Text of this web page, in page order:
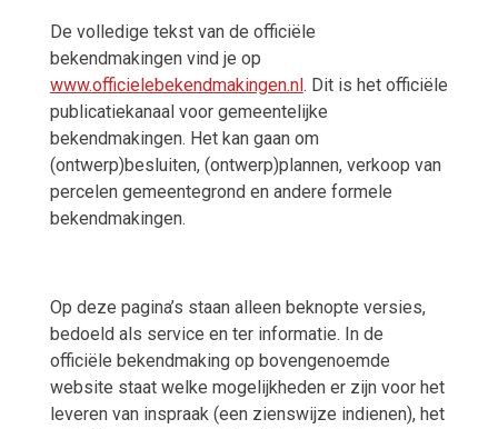
De volledige tekst van de officiële
bekendmakingen vind je op
www.officielebekendmakingen.nl. Dit is het officiële
publicatiekanaal voor gemeentelijke
bekendmakingen. Het kan gaan om
(ontwerp)besluiten, (ontwerp)plannen, verkoop van
percelen gemeentegrond en andere formele
bekendmakingen.
Op deze pagina’s staan alleen beknopte versies,
bedoeld als service en ter informatie. In de
officiële bekendmaking op bovengenoemde
website staat welke mogelijkheden er zijn voor het
leveren van inspraak (een zienswijze indienen), het